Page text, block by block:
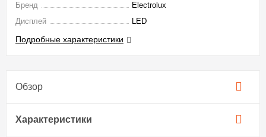
Бренд
Electrolux
Дисплей
LED
Подробные характеристики
Обзор
Характеристики